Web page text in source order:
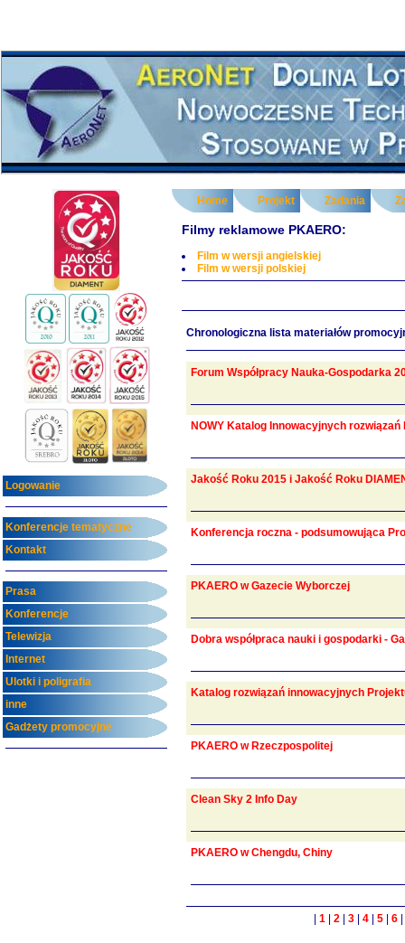
Logowanie
Konferencje tematyczne
Kontakt
Prasa
Konferencje
Telewizja
Internet
Ulotki i poligrafia
inne
Gadżety promocyjne
Home Projekt Zadania
Filmy reklamowe PKAERO:
Film w wersji angielskiej
Film w wersji polskiej
Chronologiczna lista materiałów
Forum Współpracy Nauka-Gospodarka
NOWY Katalog Innowacyjnych rozwiązań
Jakość Roku 2015 i Jakość Roku
Konferencja roczna - podsumowująca
PKAERO w Gazecie Wyborczej
Dobra współpraca nauki i gospodarki -
Katalog rozwiązań innowacyjnych
PKAERO w Rzeczpospolitej
Clean Sky 2 Info Day
PKAERO w Chengdu, Chiny
1 2 3 4 5 6